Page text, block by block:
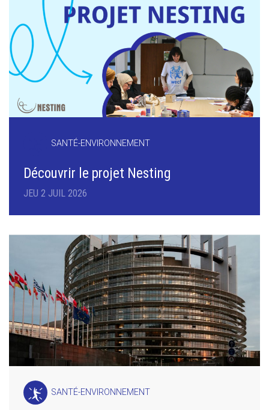
SANTÉ-ENVIRONNEMENT
Découvrir le projet Nesting
JEU 2 JUIL 2026
SANTÉ-ENVIRONNEMENT